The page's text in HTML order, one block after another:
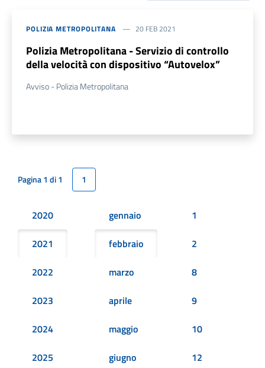
POLIZIA METROPOLITANA 20 FEB 2021
Polizia Metropolitana - Servizio di controllo
della velocità con dispositivo “Autovelox”
Avviso - Polizia Metropolitana
Pagina 1 di 1 1
2020
2021
2022
2023
2024
2025
gennaio
febbraio
marzo
aprile
maggio
giugno
1
2
8
9
10
12